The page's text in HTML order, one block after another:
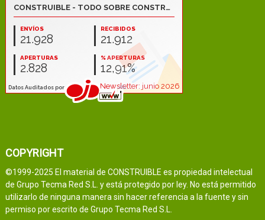
COPYRIGHT
©1999-2025 El material de CONSTRUIBLE es propiedad intelectual
de Grupo Tecma Red S.L. y está protegido por ley. No está permitido
utilizarlo de ninguna manera sin hacer referencia a la fuente y sin
permiso por escrito de Grupo Tecma Red S.L.